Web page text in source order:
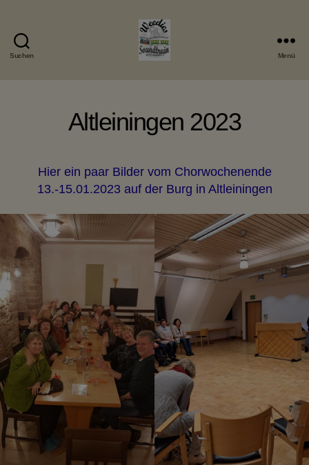
Suchen Menü
Altleiningen 2023
Hier ein paar Bilder vom Chorwochenende
13.-15.01.2023 auf der Burg in Altleiningen